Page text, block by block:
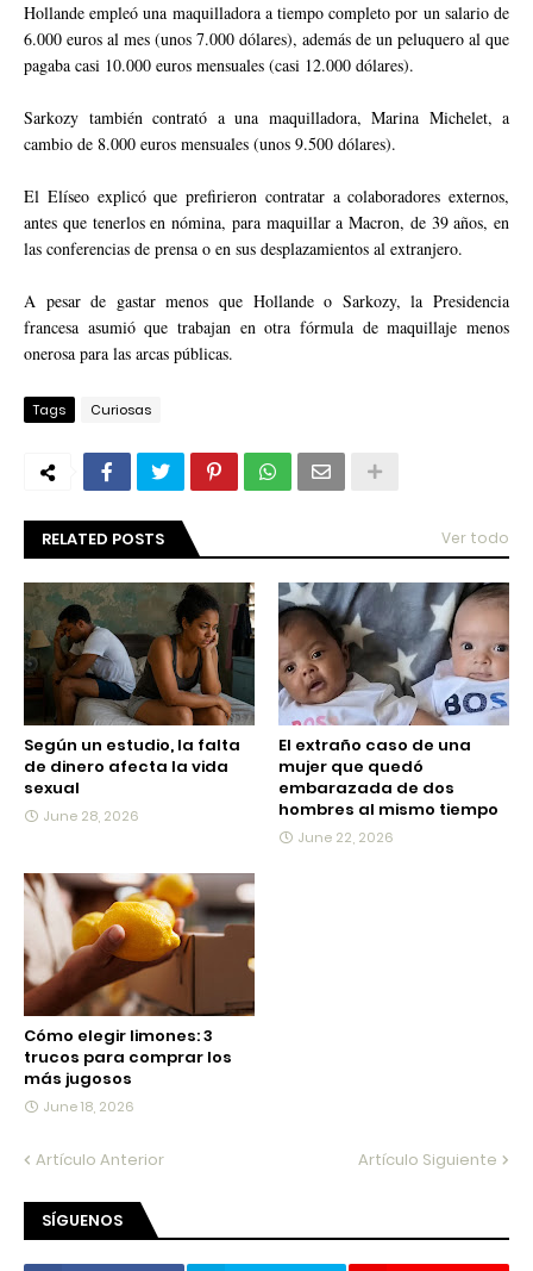
Hollande empleó una maquilladora a tiempo completo por un salario de
6.000 euros al mes (unos 7.000 dólares), además de un peluquero al que
pagaba casi 10.000 euros mensuales (casi 12.000 dólares).
Sarkozy también contrató a una maquilladora, Marina Michelet, a
cambio de 8.000 euros mensuales (unos 9.500 dólares).
El Elíseo explicó que prefirieron contratar a colaboradores externos,
antes que tenerlos en nómina, para maquillar a Macron, de 39 años, en
las conferencias de prensa o en sus desplazamientos al extranjero.
A pesar de gastar menos que Hollande o Sarkozy, la Presidencia
francesa asumió que trabajan en otra fórmula de maquillaje menos
onerosa para las arcas públicas.
Tags Curiosas
RELATED POSTS Ver todo
Según un estudio, la falta
de dinero afecta la vida
sexual
June 28, 2026
El extraño caso de una
mujer que quedó
embarazada de dos
hombres al mismo tiempo
June 22, 2026
Cómo elegir limones: 3
trucos para comprar los
más jugosos
June 18, 2026
Artículo Anterior Artículo Siguiente
SÍGUENOS